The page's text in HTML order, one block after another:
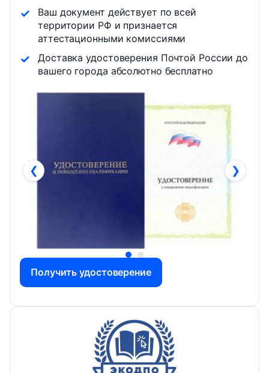
Ваш документ действует по всей
территории РФ и признается
аттестационными комиссиями
Доставка удостоверения Почтой России до
вашего города абсолютно бесплатно
❮ ❯
Получить удостоверение